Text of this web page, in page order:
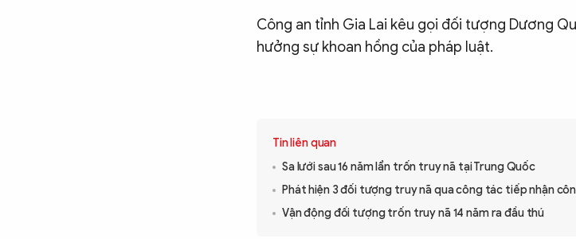
Công an tỉnh Gia Lai kêu gọi đối tượng Dương
hưởng sự khoan hồng của pháp luật.​
Tin liên quan
Sa lưới sau 16 năm lẩn trốn truy nã tại Trung Quốc
Phát hiện 3 đối tượng truy nã qua công tác tiếp nhận
Vận động đối tượng trốn truy nã 14 năm ra đầu thú